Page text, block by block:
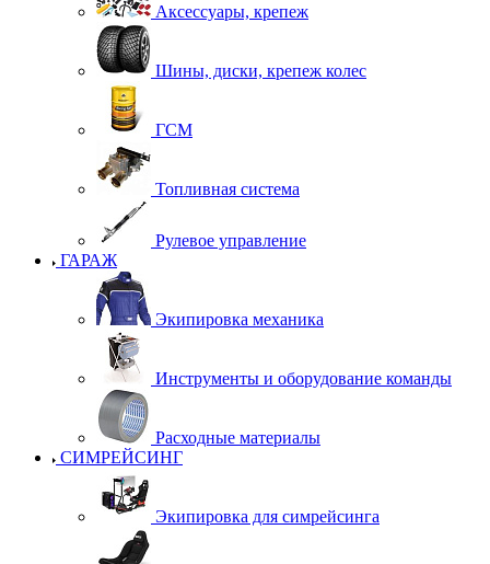
Аксессуары, крепеж
Шины, диски, крепеж колес
ГСМ
Топливная система
Рулевое управление
ГАРАЖ
Экипировка механика
Инструменты и оборудование команды
Расходные материалы
СИМРЕЙСИНГ
Экипировка для симрейсинга